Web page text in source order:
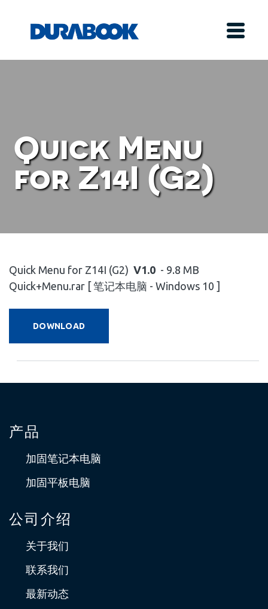
Quick Menu
for Z14I (G2)
Quick Menu for Z14I (G2) V1.0 - 9.8 MB
Quick+Menu.rar [ 笔记本电脑 - Windows 10 ]
DOWNLOAD
产品
加固笔记本电脑
加固平板电脑
公司介绍
关于我们
联系我们
最新动态